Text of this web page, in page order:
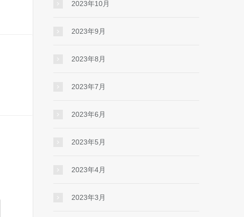
2023年10月
2023年9月
2023年8月
2023年7月
2023年6月
2023年5月
2023年4月
2023年3月